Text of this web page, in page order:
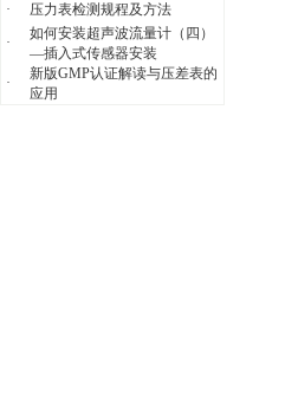
·
压力表检测规程及方法
·
如何安装超声波流量计（四）
—插入式传感器安装
·
新版GMP认证解读与压差表的
应用